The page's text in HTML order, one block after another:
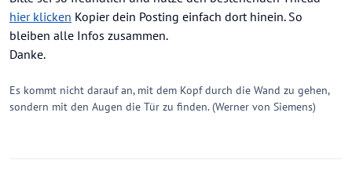
hier klicken Kopier dein Posting einfach dort hinein. So
bleiben alle Infos zusammen.
Danke.
Es kommt nicht darauf an, mit dem Kopf durch die Wand zu gehen,
sondern mit den Augen die Tür zu finden. (Werner von Siemens)